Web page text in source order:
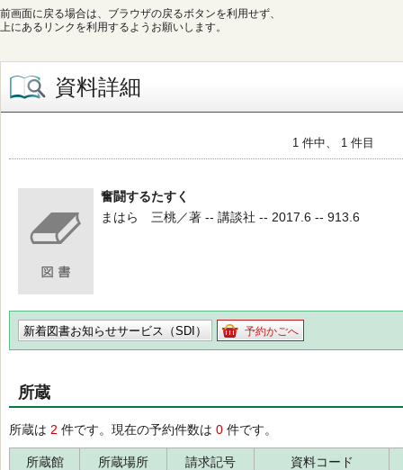
前画面に戻る場合は、ブラウザの戻るボタンを利用せず、
上にあるリンクを利用するようお願いします。
資料詳細
1 件中、 1 件目
奮闘するたすく
まはら 三桃／著 -- 講談社 -- 2017.6 -- 913.6
新着図書お知らせサービス（SDI） 予約かごへ
所蔵
所蔵は 2 件です。現在の予約件数は 0 件です。
所蔵館 所蔵場所 請求記号
資料コード